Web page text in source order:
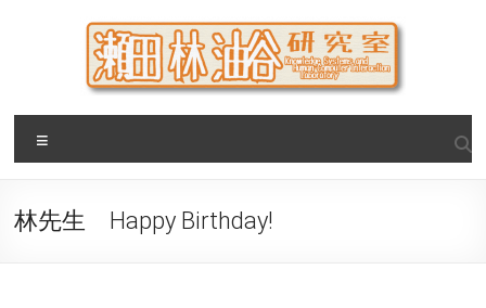
瀬田・林・油谷研究室
大阪公立大学 大学院 情報学研究科 学際情報学専攻 / 大阪府
立大学 理学部 情報数理科学科(大学院 理学系研究科 情報数理
林先生 Happy Birthday!